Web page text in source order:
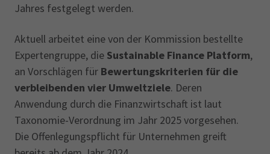
Jahres festgelegt werden.
Aktuell arbeitet eine von der Kommission bestellte
Expertengruppe, die Sustainable Finance Platform,
an Vorschlägen für Bewertungskriterien für die
verbleibenden vier Umweltziele. Deren
Anwendung durch die Finanzwirtschaft ist laut
Taxonomie-Verordnung im Jahr 2025 vorgesehen.
Die Offenlegungspflicht für Unternehmen greift